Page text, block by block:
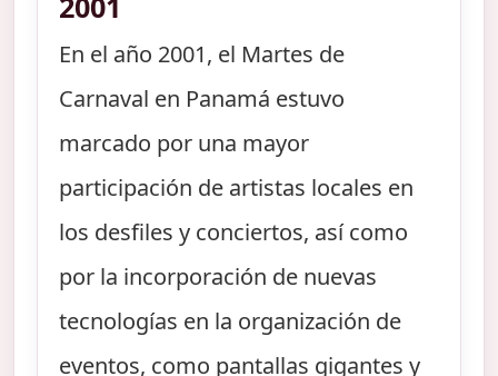
En el año 2001, el Martes de
Carnaval en Panamá estuvo
marcado por una mayor
participación de artistas locales en
los desfiles y conciertos, así como
por la incorporación de nuevas
tecnologías en la organización de
eventos, como pantallas gigantes y